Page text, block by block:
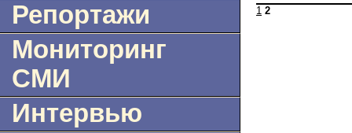
Репортажи
Мониторинг
СМИ
Интервью
1 2